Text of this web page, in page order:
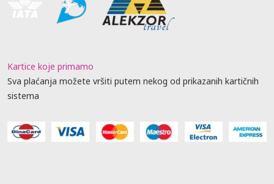
Kartice koje primamo
Sva plaćanja možete vršiti putem nekog od prikazanih kartičnih
sistema